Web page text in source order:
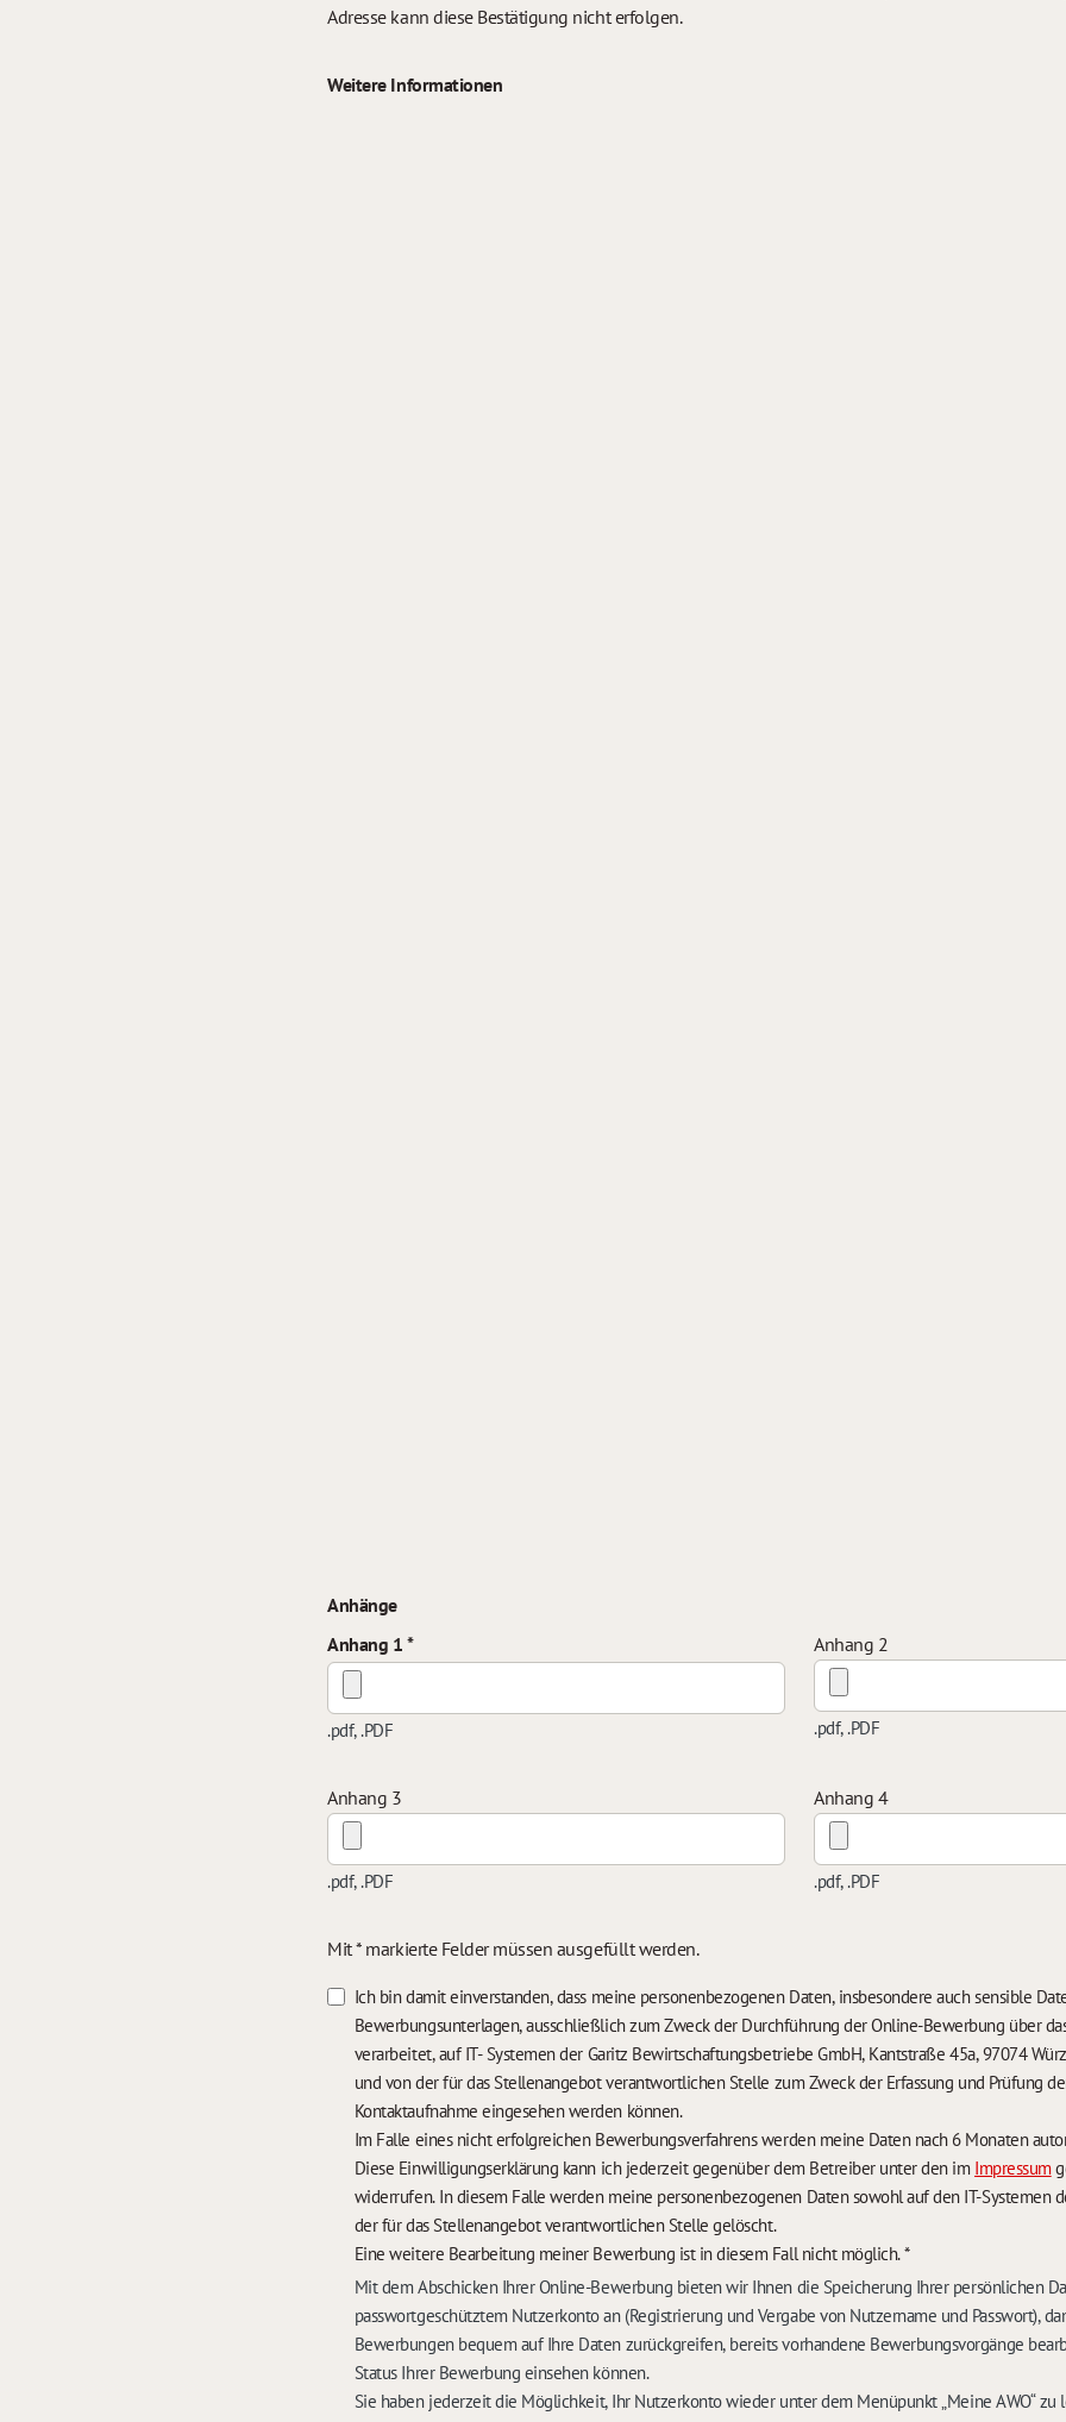
Adresse kann diese Bestätigung nicht erfolgen.
Weitere Informationen
Anhänge
Anhang 1
.pdf, .PDF
Anhang 2
.pdf, .PDF
Anhang 3
.pdf, .PDF
Anhang 4
.pdf, .PDF
Mit * markierte Felder müssen ausgefüllt werden.
Ich bin damit einverstanden, dass meine personenbezogenen Daten, insbesondere auch sensible
Bewerbungsunterlagen, ausschließlich zum Zweck der Durchführung der Online-Bewerbung über
verarbeitet, auf IT- Systemen der Garitz Bewirtschaftungsbetriebe GmbH, Kantstraße 45a, 97074
und von der für das Stellenangebot verantwortlichen Stelle zum Zweck der Erfassung und Prüfung
Kontaktaufnahme eingesehen werden können.
Im Falle eines nicht erfolgreichen
Diese Einwilligungserklärung kann ich jederzeit gegenüber dem Betreiber unter den im Impressum
widerrufen. In diesem Falle werden meine personenbezogenen Daten sowohl auf den IT-Systemen
der für das Stellenangebot verantwortlichen Stelle gelöscht.
Eine weitere Bearbeitung meiner Bewerbung ist in diesem Fall nicht möglich.*
Mit dem Abschicken Ihrer Online-Bewerbung bieten wir Ihnen die Speicherung Ihrer persönlichen
passwortgeschütztem Nutzerkonto an (Registrierung und Vergabe von Nutzername und Passwort),
Bewerbungen bequem auf Ihre Daten zurückgreifen, bereits vorhandene Bewerbungsvorgänge
Status Ihrer Bewerbung einsehen können.
Sie haben jederzeit die Möglichkeit, Ihr Nutzerkonto wieder unter dem Menüpunkt „Meine AWO“ zu